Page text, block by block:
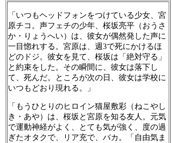
「いつもヘッドフォンをつけている少女、宮
原チコ。声フェチの少年、桜坂亮平（おうさ
か・りょうへい）は、彼女が偶然発した声に
一目惚れする。宮原は、週3で死にかけるほ
どのドジ。彼女を見て、桜坂は「絶対守る」
と約束をした。その瞬間に、彼女は落下し
て、死んだ。ところが次の日、彼女は学校に
いつもどおり現れる。」
「もうひとりのヒロイン猫屋敷彩（ねこやし
き・あや）は、桜坂と宮原を知る友人。元気
で運動神経がよく、とても気が強く、度の過
ぎたオタクで、リア充で、バカ。「自由気ま